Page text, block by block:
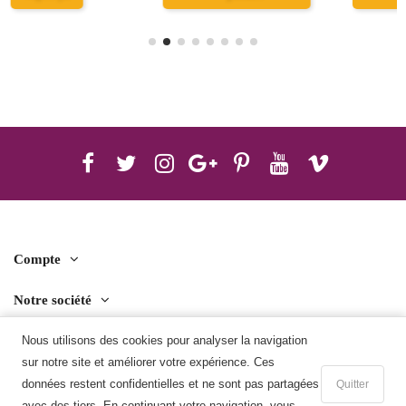
Nous utilisons des cookies pour analyser la navigation
sur notre site et améliorer votre expérience. Ces
données restent confidentielles et ne sont pas partagées
Quitter
Compte
Notre société
Contact us
Télécharger l'application mobile